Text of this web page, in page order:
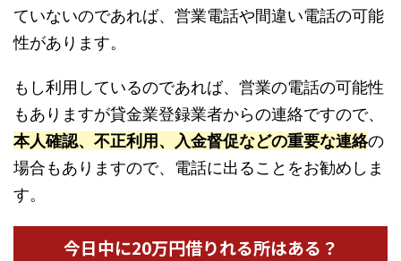
ていないのであれば、営業電話や間違い電話の可能
性があります。
もし利用しているのであれば、営業の電話の可能性
もありますが貸金業登録業者からの連絡ですので、
本人確認、不正利用、入金督促などの重要な連絡の
場合もありますので、電話に出ることをお勧めしま
す。
今日中に20万円借りれる所はある？